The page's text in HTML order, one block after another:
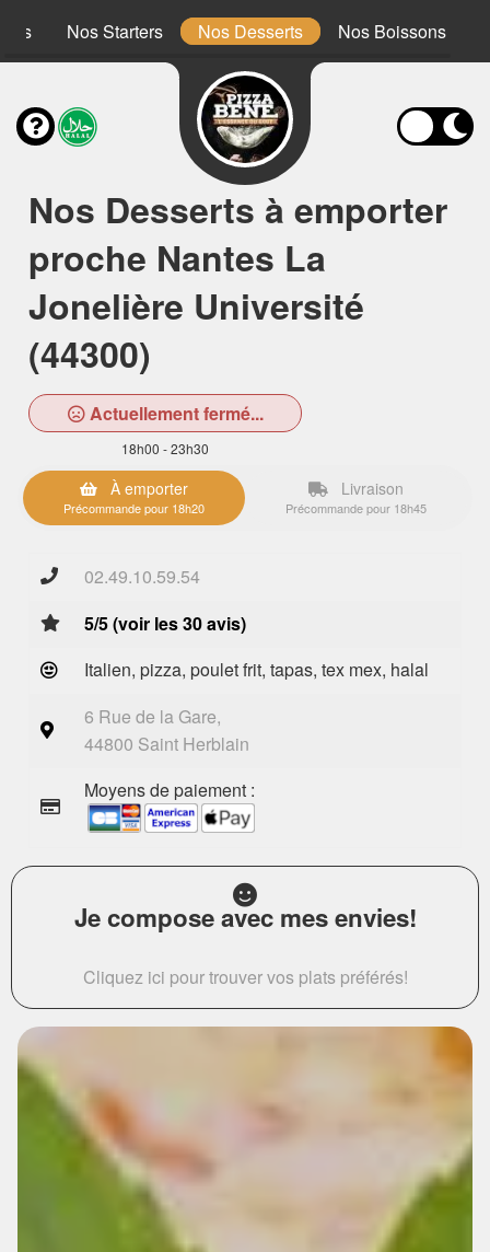
Nos Starters Nos Desserts Nos Boissons
Nos Desserts à emporter
proche Nantes La
Jonelière Université
(44300)
Actuellement fermé...
18h00 - 23h30
À emporter
Précommande pour 18h20
Livraison
Précommande pour 18h45
02.49.10.59.54
5/5 (voir les 30 avis)
Italien, pizza, poulet frit, tapas, tex mex, halal
6 Rue de la Gare,
44800 Saint Herblain
Moyens de paiement :
Je compose avec mes envies!
Cliquez ici pour trouver vos plats préférés!